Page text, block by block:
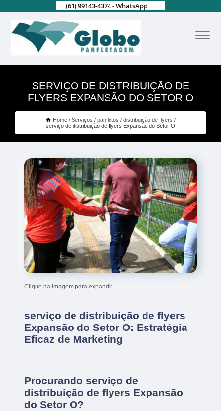
(61) 99143-4374 - WhatsApp
SERVIÇO DE DISTRIBUIÇÃO DE
FLYERS EXPANSÃO DO SETOR O
Home Serviços panfletos
distribuição de flyers
serviço de distribuição de flyers Expansão do Setor O
Clique na imagem para expandir
serviço de distribuição de flyers
Expansão do Setor O: Estratégia
Eficaz de Marketing
Procurando serviço de
distribuição de flyers Expansão
do Setor O?